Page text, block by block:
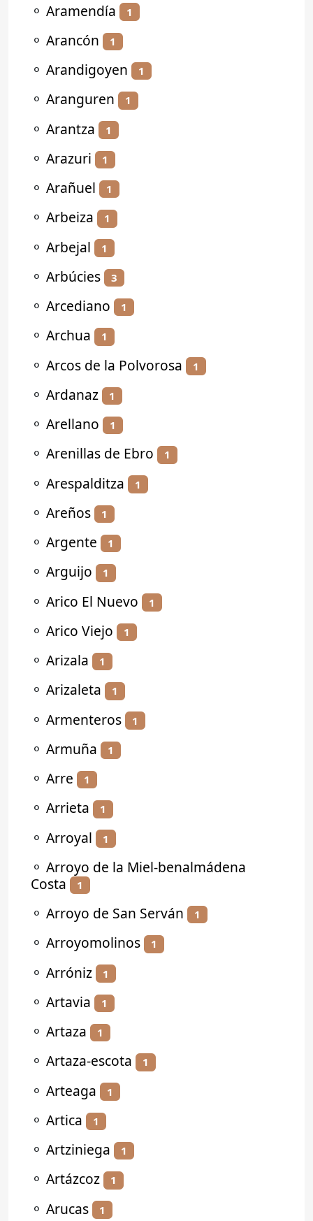
⚬ Aramendía 1
⚬ Arancón 1
⚬ Arandigoyen 1
⚬ Aranguren 1
⚬ Arantza 1
⚬ Arazuri 1
⚬ Arañuel 1
⚬ Arbeiza 1
⚬ Arbejal 1
⚬ Arbúcies 3
⚬ Arcediano 1
⚬ Archua 1
⚬ Arcos de la Polvorosa 1
⚬ Ardanaz 1
⚬ Arellano 1
⚬ Arenillas de Ebro 1
⚬ Arespalditza 1
⚬ Areños 1
⚬ Argente 1
⚬ Arguijo 1
⚬ Arico El Nuevo 1
⚬ Arico Viejo 1
⚬ Arizala 1
⚬ Arizaleta 1
⚬ Armenteros 1
⚬ Armuña 1
⚬ Arre 1
⚬ Arrieta 1
⚬ Arroyal 1
⚬ Arroyo de la Miel-benalmádena
Costa
1
⚬ Arroyo de San Serván 1
⚬ Arroyomolinos 1
⚬ Arróniz 1
⚬ Artavia 1
⚬ Artaza 1
⚬ Artaza-escota 1
⚬ Arteaga 1
⚬ Artica 1
⚬ Artziniega 1
⚬ Artázcoz 1
⚬ Arucas 1